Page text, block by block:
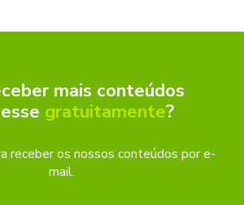
mais conteúdos
gratuitamente?
receber os nossos conteúdos por e-
mail.